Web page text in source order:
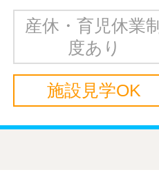
産休・育児休業制
度あり
施設見学OK